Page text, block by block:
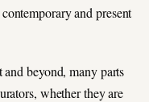
and present
beyond, many parts
whether they are